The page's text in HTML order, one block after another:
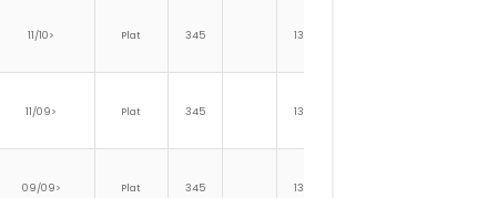
11/10> Plat 345 139
11/09> Plat 345 139
09/09> Plat 345 139